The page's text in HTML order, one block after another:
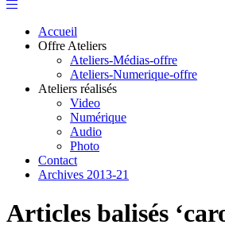
Accueil
Offre Ateliers
Ateliers-Médias-offre
Ateliers-Numerique-offre
Ateliers réalisés
Video
Numérique
Audio
Photo
Contact
Archives 2013-21
Articles balisés